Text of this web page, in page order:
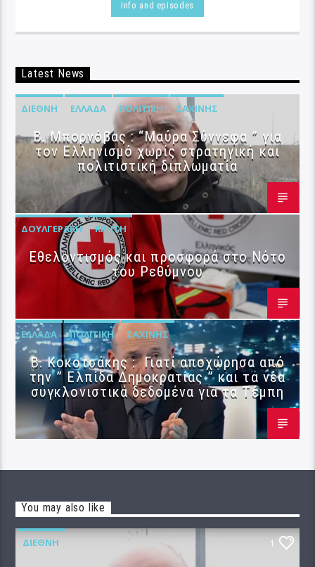
Info and episodes
Latest News
ΔΙΕΘΝΉ ΕΛΛΆΔΑ ΠΟΛΙΤΙΚΉ ΣΑΧΊΝΗΣ
B. Μπορνόβας : “Μαύρα Σύννεφα ” για
τον Ελληνισμό χωρίς στρατηγική και
πολιτιστική διπλωματία
ΔΟΥΛΓΕΡΆΚΗ ΚΡΉΤΗ
Εθελοντισμός και προσφορά στο Νότο
του Ρεθύμνου
ΕΛΛΆΔΑ ΠΟΛΙΤΙΚΉ ΣΑΧΊΝΗΣ
Β. Κοκοτσάκης : Γιατί αποχώρησα από
την ” Ελπίδα Δημοκρατίας ” και τα νέα
συγκλονιστικά δεδομένα για τα Τέμπη
You may also like
ΔΙΕΘΝΉ 1